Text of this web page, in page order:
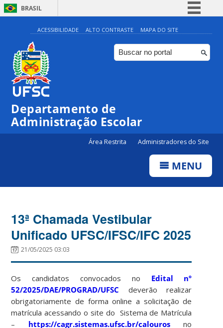
BRASIL
Simplifique!
Comunica BR
Participe
ACESSIBILIDADE ALTO CONTRASTE MAPA DO SITE
Departamento de
Administração Escolar
Área Restrita Administradores do Site
MENU
13ª Chamada Vestibular
Unificado UFSC/IFSC/IFC 2025
21/05/2025 03:03
Os candidatos convocados no Edital nº
52/2025/DAE/PROGRAD/UFSC deverão realizar
obrigatoriamente de forma online a solicitação de
matrícula acessando o site do Sistema de Matrícula
– https://cagr.sistemas.ufsc.br/calourosno